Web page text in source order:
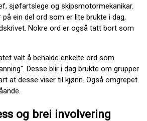
sjøfartslege og skipsmotormekanikar.
på ein del ord som er lite brukte i dag,
Nokre ord er også tatt bort som
valt å behalde enkelte ord som
Desse blir i dag brukte om grupper
at desse viser til kjønn. Også omgrepet
og brei involvering